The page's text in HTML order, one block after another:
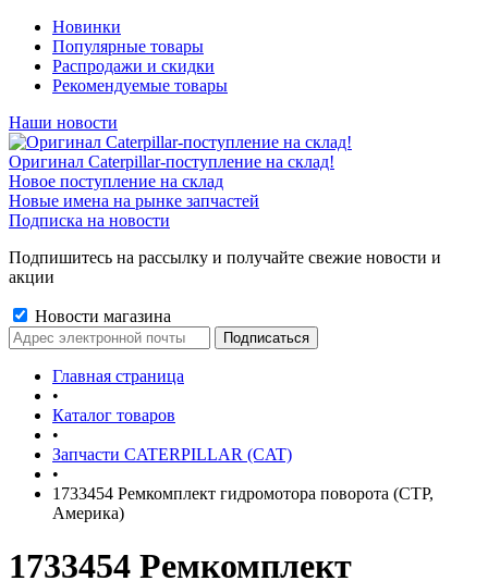
Новинки
Популярные товары
Распродажи и скидки
Рекомендуемые товары
Наши новости
Оригинал Caterpillar-поступление на склад!
Новое поступление на склад
Новые имена на рынке запчастей
Подписка на новости
Подпишитесь на рассылку и получайте свежие новости и
акции
Новости магазина
Главная страница
•
Каталог товаров
•
Запчасти CATERPILLAR (CAT)
•
1733454 Ремкомплект гидромотора поворота (CTP,
Америка)
1733454 Ремкомплект